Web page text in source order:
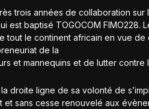
trois années de collaboration sur
baptisé TOGOCOM FIMO228.
tout le continent africain en vue
de la
et mannequins et de lutter contre
droite ligne de sa volonté de
sans cesse renouvelé aux